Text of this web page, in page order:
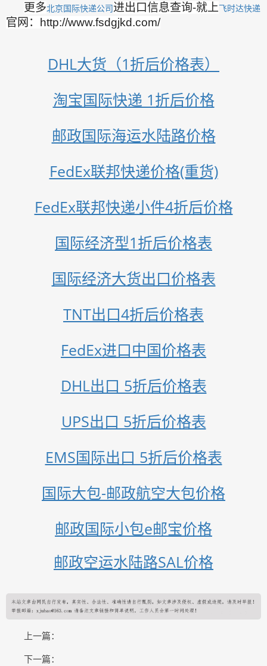
更多北京国际快递公司进出口信息查询-就上飞时达快递
官网：http://www.fsdgjkd.com/
DHL大货（1折后价格表）
淘宝国际快递 1折后价格
邮政国际海运水陆路价格
FedEx联邦快递价格(重货)
FedEx联邦快递小件4折后价格
国际经济型1折后价格表
国际经济大货出口价格表
TNT出口4折后价格表
FedEx进口中国价格表
DHL出口 5折后价格表
UPS出口 5折后价格表
EMS国际出口 5折后价格表
国际大包-邮政航空大包价格
邮政国际小包e邮宝价格
邮政空运水陆路SAL价格
上一篇：
下一篇：